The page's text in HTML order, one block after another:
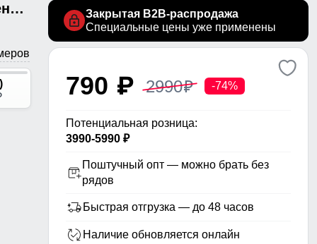
Полукомбинезон утепленный женский зимний горнолыжный черного цвета 526Ch
Закрытая B2B-распродажа
Специальные цены уже применены
790 p 2990p -74%
Потенциальная розница:
3990-5990 ₽
Поштучный опт — можно брать без
рядов
Быстрая отгрузка — до 48 часов
Наличие обновляется онлайн